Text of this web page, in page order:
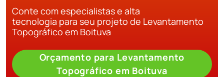
Conte com especialistas e alta
tecnologia para seu projeto de Levantamento
Topográfico em Boituva
Orçamento para Levantamento
Topográfico em Boituva